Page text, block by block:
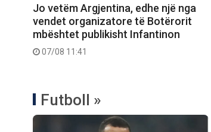
Jo vetëm Argjentina, edhe një nga
vendet organizatore të Botërorit
mbështet publikisht Infantinon
07/08 11:41
Futboll »